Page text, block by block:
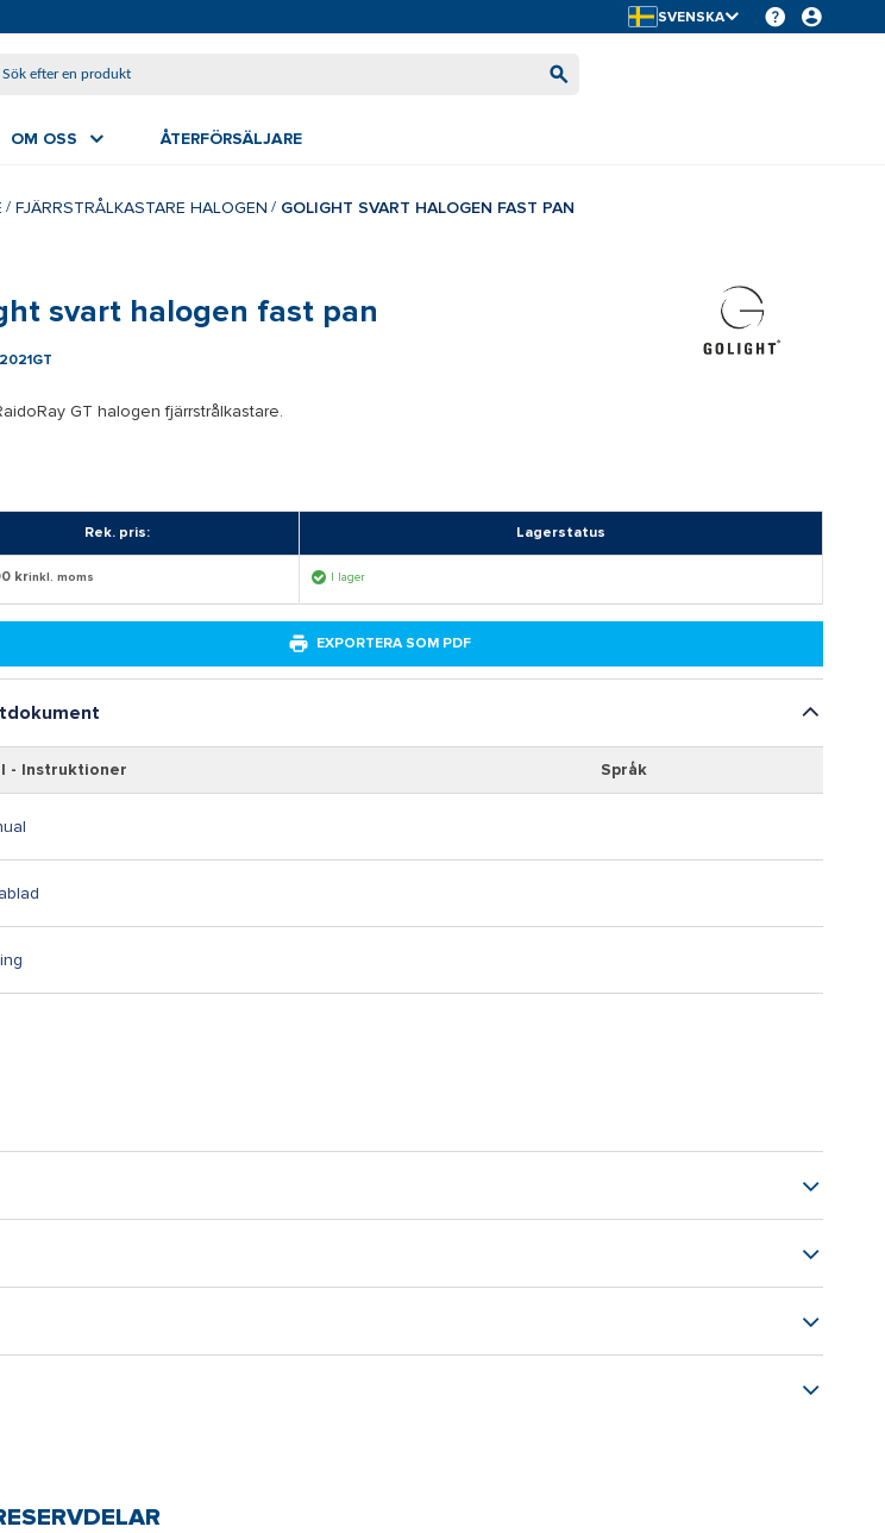
SVENSKA
OM OSS ÅTERFÖRSÄLJARE
FJÄRRSTRÅLKASTARE HALOGEN GOLIGHT SVART HALOGEN FAST PAN
svart halogen fast pan
GT halogen fjärrstrålkastare.
Rek. pris: Lagerstatus
krinkl. moms I lager
EXPORTERA SOM PDF
- Instruktioner Språk